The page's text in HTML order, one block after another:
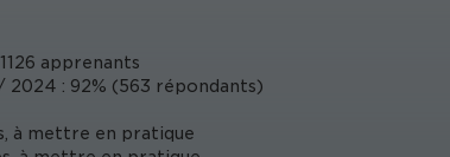
apprenants
2024 : 92% (563 répondants)
à mettre en pratique